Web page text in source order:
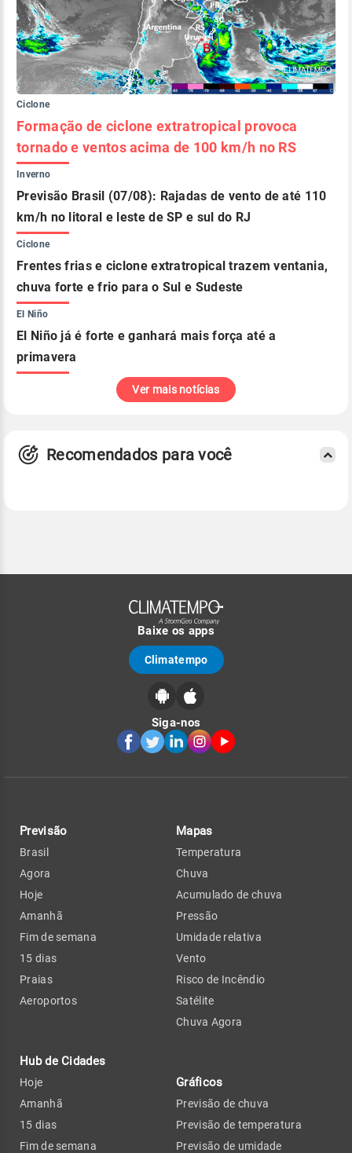
Ciclone
Formação de ciclone extratropical provoca
tornado e ventos acima de 100 km/h no RS
Inverno
Previsão Brasil (07/08): Rajadas de vento de até 110
km/h no litoral e leste de SP e sul do RJ
Ciclone
Frentes frias e ciclone extratropical trazem ventania,
chuva forte e frio para o Sul e Sudeste
El Niño
El Niño já é forte e ganhará mais força até a
primavera
Ver mais notícias
Recomendados para você
Baixe os apps
Climatempo
Siga-nos
Previsão
Brasil
Agora
Hoje
Amanhã
Fim de semana
15 dias
Praias
Aeroportos
Hub de Cidades
Hoje
Amanhã
15 dias
Fim de semana
Mapas
Temperatura
Chuva
Acumulado de chuva
Pressão
Umidade relativa
Vento
Risco de Incêndio
Satélite
Chuva Agora
Gráficos
Previsão de chuva
Previsão de temperatura
Previsão de umidade